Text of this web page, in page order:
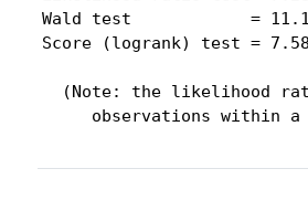
Wald test            =
Score (logrank) test =
(Note: the likelihood
observations within